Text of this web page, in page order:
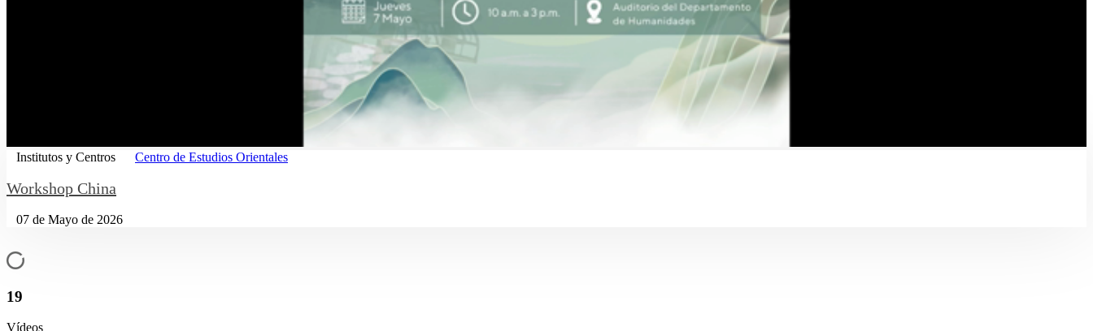
Institutos y Centros Centro de Estudios Orientales
Workshop China
07 de Mayo de 2026
19
Vídeos